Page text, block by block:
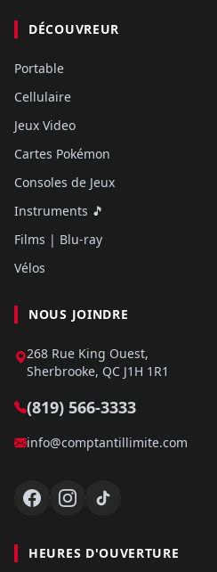
DÉCOUVREUR
Portable
Cellulaire
Jeux Video
Cartes Pokémon
Consoles de Jeux
Instruments 🎵
Films | Blu-ray
Vélos
NOUS JOINDRE
268 Rue King Ouest,
Sherbrooke, QC J1H 1R1
(819) 566-3333
info@comptantillimite.com
HEURES D'OUVERTURE